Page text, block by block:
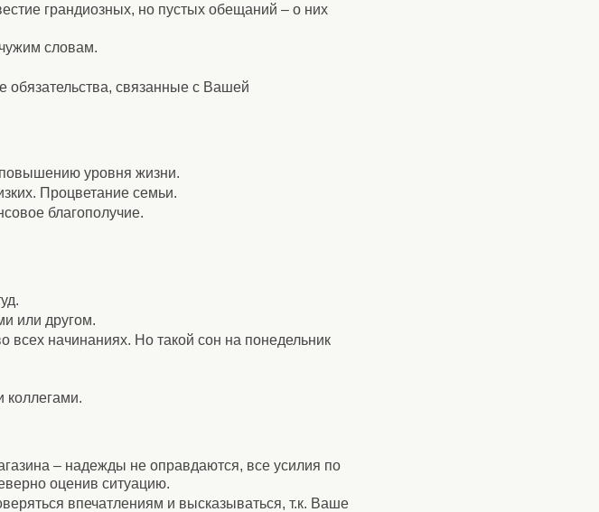
грандиозных, но пустых обещаний – о них
словам.
обязательства, связанные с Вашей
уровня жизни.
Процветание семьи.
благополучие.
или другом.
всех начинаниях. Но такой сон на понедельник
коллегами.
– надежды не оправдаются, все усилия по
оценив ситуацию.
впечатлениям и высказываться, т.к. Ваше